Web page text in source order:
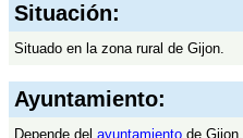
Situación:
Situado en la zona rural de Gijon.
Ayuntamiento:
Depende del ayuntamiento de Gijon.